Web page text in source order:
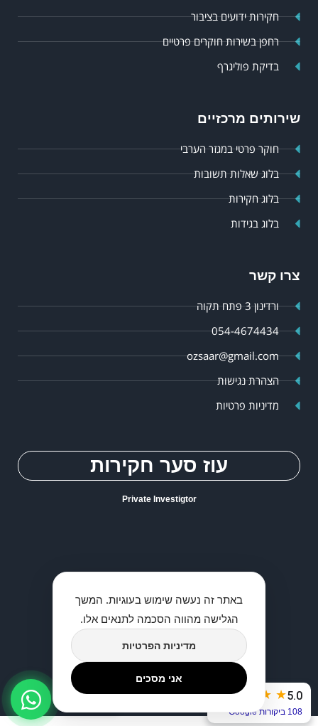
חקירות ידועים בציבור
רחפן בשירות חוקרים פרטיים
בדיקת פוליגרף
שירותים מרכזיים
חוקר פרטי במגזר הערבי
בלוג שאלות תשובות
בלוג חקירות
בלוג בגידות
צרו קשר
ורדינון 3 פתח תקוה
054-4674434
ozsaar@gmail.com
הצהרת נגישות
מדיניות פרטיות
עוז סער חקירות
Private Investigtor
2026 © כל הזכיות שמורות לעוז סער חוקר פרטי 5.0
★
★
★
★
108 ביקורות Google
באתר זה נעשה שימוש בעוגיות. המשך
הגלישה מהווה הסכמה לתנאים אלו.
מדיניות הפרטיות
אני מסכים